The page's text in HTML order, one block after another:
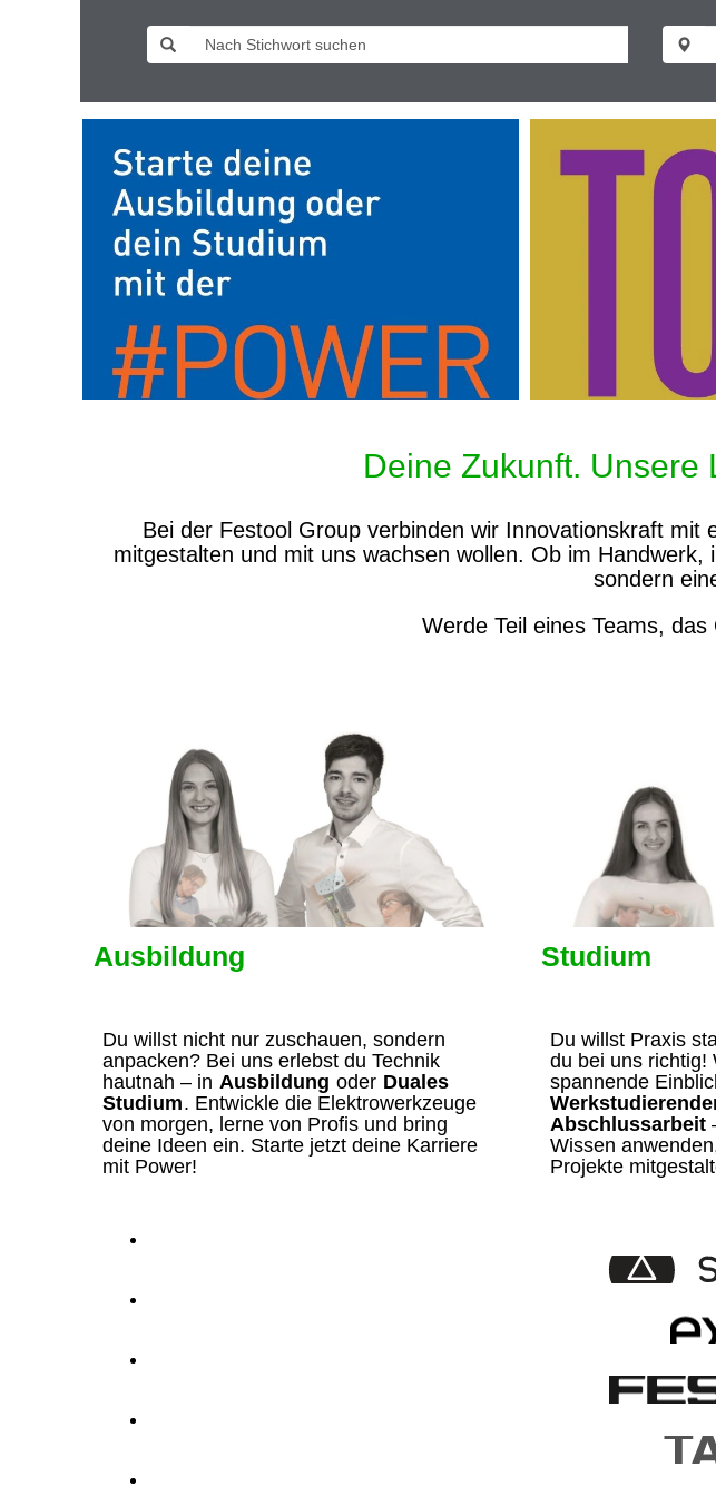
Deine Zukunft. Unsere
Bei der Festool Group verbinden wir Innovationskraft
mitgestalten und mit uns wachsen wollen. Ob im
sondern
Werde Teil eines Teams,
Ausbildung
Du willst nicht nur zuschauen, sondern
anpacken? Bei uns erlebst du Technik
hautnah – in Ausbildung oder Duales
Studium. Entwickle die Elektrowerkzeuge
von morgen, lerne von Profis und bring
deine Ideen ein. Starte jetzt deine Karriere
mit Power!
Studium
Du willst Praxis
du bei uns richtig!
spannende
Abschlussarbeit
Wissen
Projekte